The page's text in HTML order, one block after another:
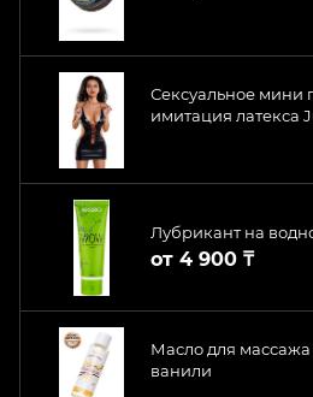
Сексуальное мини
имитация латекса
Лубрикант на
от 4 900 ₸
Масло для массажа
ванили